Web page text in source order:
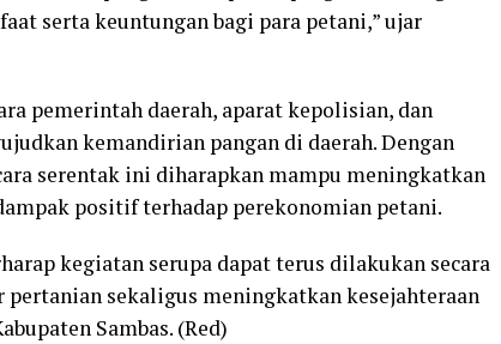
serta keuntungan bagi para petani,” ujar
pemerintah daerah, aparat kepolisian, dan
kemandirian pangan di daerah. Dengan
serentak ini diharapkan mampu meningkatkan
positif terhadap perekonomian petani.
kegiatan serupa dapat terus dilakukan secara
sekaligus meningkatkan kesejahteraan
Sambas. (Red)